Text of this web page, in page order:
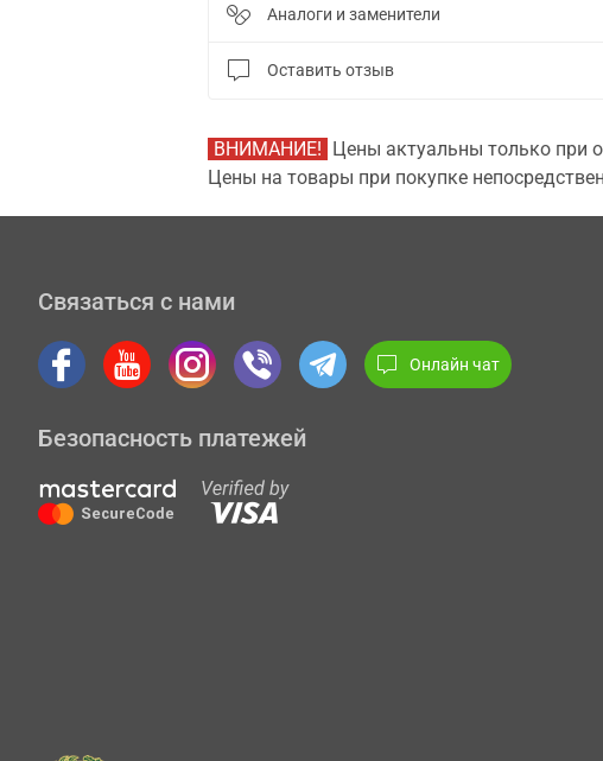
Аналоги и заменители
Оставить отзыв
ВНИМАНИЕ! Цены актуальны только при
Цены на товары при покупке
Связаться с нами
Онлайн чат
Безопасность платежей